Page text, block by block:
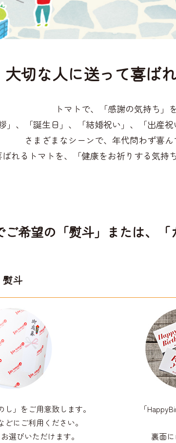
大切な人に送って喜ば
トマトで、「感謝の気持ち」
」、「誕生日」、「結婚祝い」、「出産
さまざまなシーンで、年代問わず喜ん
ばれるトマトを、「健康をお祈りする気持
ご希望の「熨斗」または、
熨斗
」をご用意致します。
にご利用ください。
選びいただけます。
「
裏面